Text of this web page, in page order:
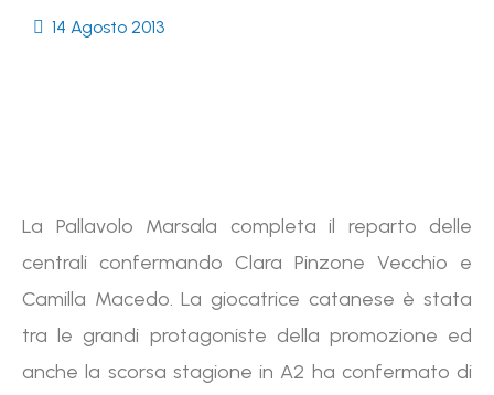
14 Agosto 2013
La Pallavolo Marsala completa il reparto delle
centrali confermando Clara Pinzone Vecchio e
Camilla Macedo. La giocatrice catanese è stata
tra le grandi protagoniste della promozione ed
anche la scorsa stagione in A2 ha confermato di